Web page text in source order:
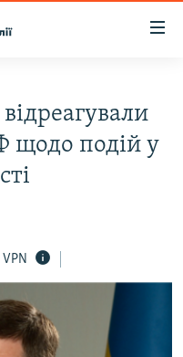
щодо подій у